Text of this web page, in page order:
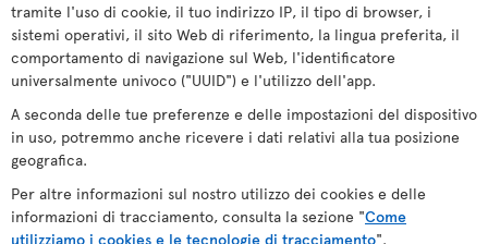
tramite l'uso di cookie, il tuo indirizzo IP, il tipo di browser, i
sistemi operativi, il sito Web di riferimento, la lingua preferita, il
comportamento di navigazione sul Web, l'identificatore
universalmente univoco ("UUID") e l'utilizzo dell'app.
A seconda delle tue preferenze e delle impostazioni del dispositivo
in uso, potremmo anche ricevere i dati relativi alla tua posizione
geografica.
Per altre informazioni sul nostro utilizzo dei cookies e delle
informazioni di tracciamento, consulta la sezione "Come
utilizziamo i cookies e le tecnologie di tracciamento".